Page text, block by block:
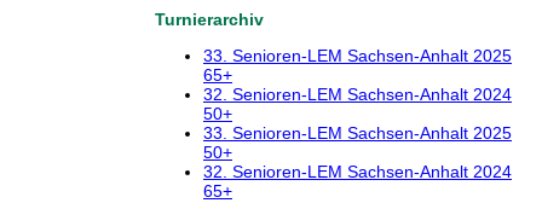
Turnierarchiv
33. Senioren-LEM Sachsen-Anhalt 2025
65+
32. Senioren-LEM Sachsen-Anhalt 2024
50+
33. Senioren-LEM Sachsen-Anhalt 2025
50+
32. Senioren-LEM Sachsen-Anhalt 2024
65+